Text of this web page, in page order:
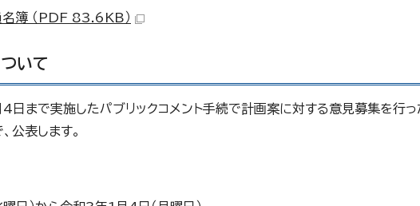
簿 （PDF 83.6KB）
いて
まで実施したパブリックコメント手続で計画案に対する意見募集を行
公表します。